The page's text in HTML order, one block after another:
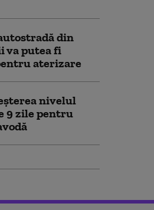
din
va putea fi
aterizare
nivelul
9 zile pentru